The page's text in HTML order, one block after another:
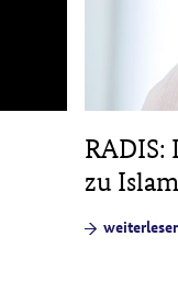
RADIS:
zu